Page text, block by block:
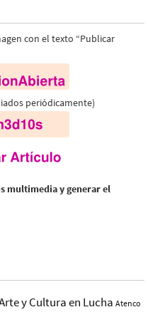
con el texto “Publicar
periódicamente)
multimedia y generar el
y Cultura en Lucha Atenco